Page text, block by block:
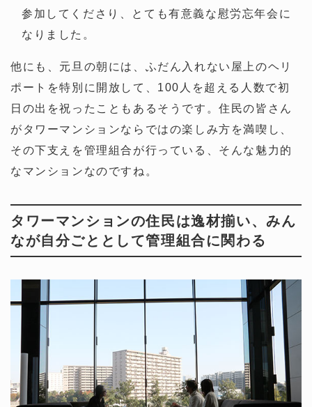
参加してくださり、とても有意義な慰労忘年会に
なりました。
他にも、元旦の朝には、ふだん入れない屋上のヘリ
ポートを特別に開放して、100人を超える人数で初
日の出を祝ったこともあるそうです。住民の皆さん
がタワーマンションならではの楽しみ方を満喫し、
その下支えを管理組合が行っている、そんな魅力的
なマンションなのですね。
タワーマンションの住民は逸材揃い、みん
なが自分ごととして管理組合に関わる